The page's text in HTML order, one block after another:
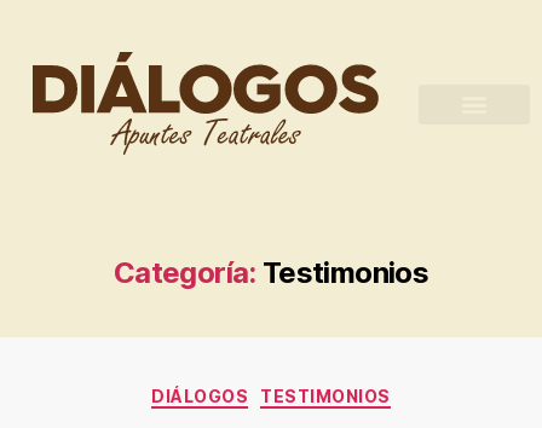
Categoría: Testimonios
DIÁLOGOS TESTIMONIOS